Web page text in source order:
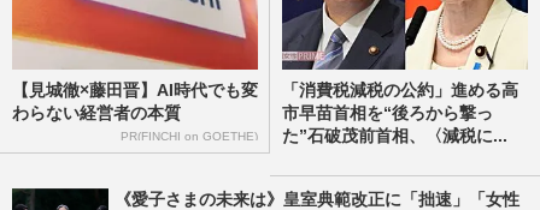
【見城徹×藤田晋】AI時代でも変
わらない経営者の本質
PR(FINCHI on GOETHE)
「消費税減税の公約」進める高
市早苗首相を“後ろから撃っ
た”石破茂前首相、〈減税に...
《愛子さまの未来は》皇室典範改正に「拙速」「女性